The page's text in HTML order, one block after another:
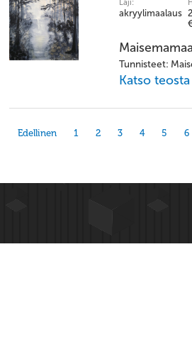
Laji:
akryylimaalaus
€
Tunnisteet:
Katso
Edellinen 1 2 3 4 5 6